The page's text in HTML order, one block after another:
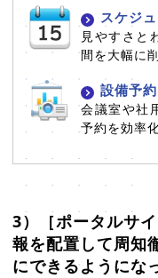
スケジ
見やすさと
間を大幅に
設備予約
会議室や社
予約を効率
3）［ポータルサ
報を配置して周知
にできるようにな